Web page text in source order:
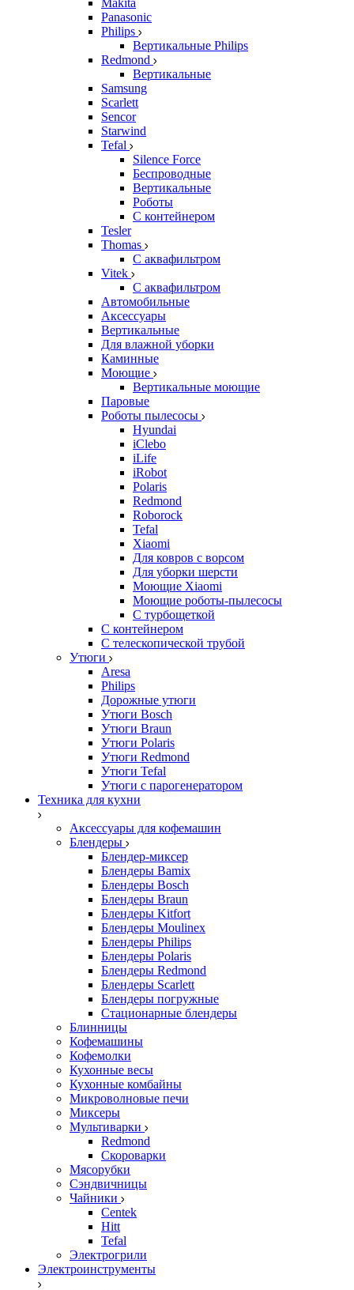
Makita
Panasonic
Philips
Вертикальные Philips
Redmond
Вертикальные
Samsung
Scarlett
Sencor
Starwind
Tefal
Silence Force
Беспроводные
Вертикальные
Роботы
С контейнером
Tesler
Thomas
С аквафильтром
Vitek
С аквафильтром
Автомобильные
Аксессуары
Вертикальные
Для влажной уборки
Каминные
Моющие
Вертикальные моющие
Паровые
Роботы пылесосы
Hyundai
iClebo
iLife
iRobot
Polaris
Redmond
Roborock
Tefal
Xiaomi
Для ковров с ворсом
Для уборки шерсти
Моющие Xiaomi
Моющие роботы-пылесосы
С турбощеткой
С контейнером
С телескопической трубой
Утюги
Aresa
Philips
Дорожные утюги
Утюги Bosch
Утюги Braun
Утюги Polaris
Утюги Redmond
Утюги Tefal
Утюги с парогенератором
Техника для кухни
Аксессуары для кофемашин
Блендеры
Блендер-миксер
Блендеры Bamix
Блендеры Bosch
Блендеры Braun
Блендеры Kitfort
Блендеры Moulinex
Блендеры Philips
Блендеры Polaris
Блендеры Redmond
Блендеры Scarlett
Блендеры погружные
Стационарные блендеры
Блинницы
Кофемашины
Кофемолки
Кухонные весы
Кухонные комбайны
Микроволновые печи
Миксеры
Мультиварки
Redmond
Скороварки
Мясорубки
Сэндвичницы
Чайники
Centek
Hitt
Tefal
Электрогрили
Электроинструменты